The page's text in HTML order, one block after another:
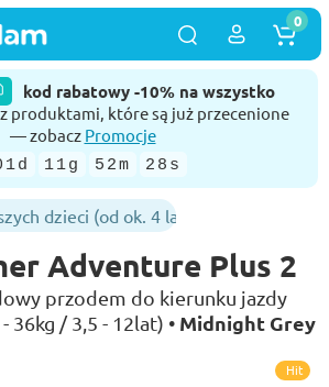
kod rabatowy -10% na wszystko
z produktami, które są już przecenione
— zobacz Promocje
11g 52m 27s
0
dzieci (od ok. 4 lat)
Adventure Plus 2
przodem do kierunku jazdy
36kg / 3,5 - 12lat) • Midnight Grey
Hit